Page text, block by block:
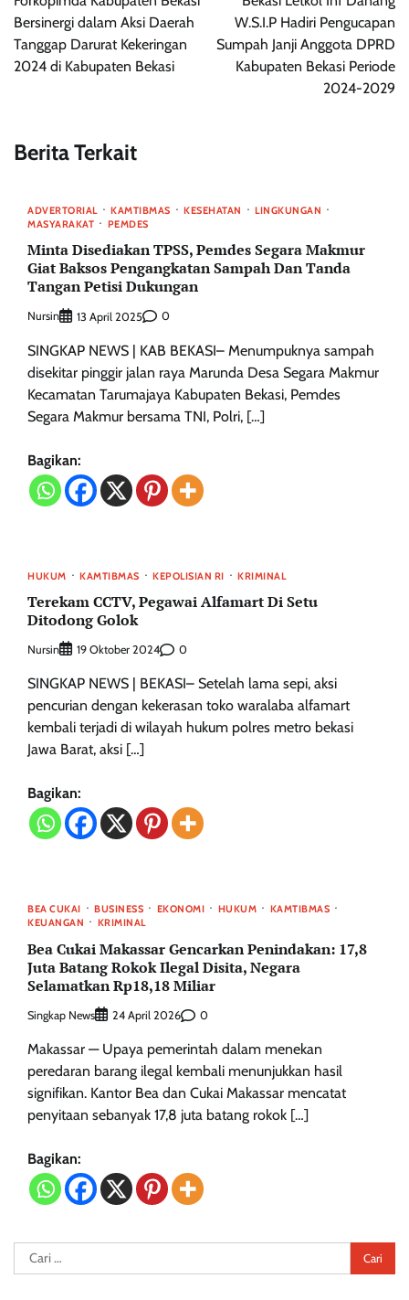
Bersinergi dalam Aksi Daerah
Tanggap Darurat Kekeringan
2024 di Kabupaten Bekasi
W.S.I.P Hadiri Pengucapan
Sumpah Janji Anggota DPRD
Kabupaten Bekasi Periode
2024-2029
Berita Terkait
ADVERTORIAL KAMTIBMAS KESEHATAN
LINGKUNGAN
MASYARAKAT
PEMDES
Minta Disediakan TPSS, Pemdes Segara Makmur
Giat Baksos Pengangkatan Sampah Dan Tanda
Tangan Petisi Dukungan
Nursin 13 April 2025 0
SINGKAP NEWS | KAB BEKASI– Menumpuknya sampah
disekitar pinggir jalan raya Marunda Desa Segara Makmur
Kecamatan Tarumajaya Kabupaten Bekasi, Pemdes
Segara Makmur bersama TNI, Polri, […]
Bagikan:
HUKUM KAMTIBMAS KEPOLISIAN RI KRIMINAL
Terekam CCTV, Pegawai Alfamart Di Setu
Ditodong Golok
Nursin 19 Oktober 2024 0
SINGKAP NEWS | BEKASI– Setelah lama sepi, aksi
pencurian dengan kekerasan toko waralaba alfamart
kembali terjadi di wilayah hukum polres metro bekasi
Jawa Barat, aksi […]
Bagikan:
BEA CUKAI BUSINESS EKONOMI HUKUM
KAMTIBMAS
KEUANGAN
KRIMINAL
Bea Cukai Makassar Gencarkan Penindakan: 17,8
Juta Batang Rokok Ilegal Disita, Negara
Selamatkan Rp18,18 Miliar
Singkap News 24 April 2026 0
Makassar — Upaya pemerintah dalam menekan
peredaran barang ilegal kembali menunjukkan hasil
signifikan. Kantor Bea dan Cukai Makassar mencatat
penyitaan sebanyak 17,8 juta batang rokok […]
Bagikan:
Cari
untuk: